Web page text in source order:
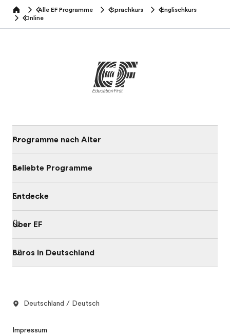
home Alle EF Programme Sprachkurs
Englischkurs
Online
Programme nach Alter
Beliebte Programme
Entdecke
Über EF
Büros in Deutschland
Deutschland / Deutsch
Impressum